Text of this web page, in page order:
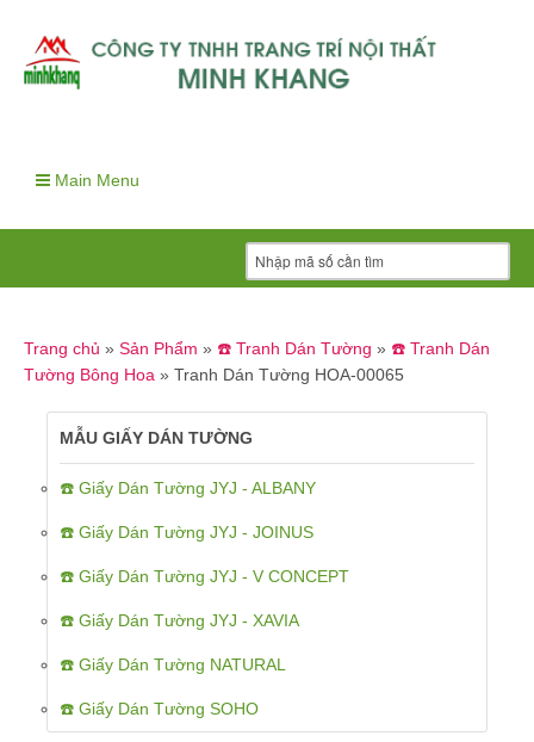
Main Menu
Trang chủ » Sản Phẩm » ☎️ Tranh Dán Tường » ☎️ Tranh Dán
Tường Bông Hoa » Tranh Dán Tường HOA-00065
MẪU GIẤY DÁN TƯỜNG
☎️ Giấy Dán Tường JYJ - ALBANY
☎️ Giấy Dán Tường JYJ - JOINUS
☎️ Giấy Dán Tường JYJ - V CONCEPT
☎️ Giấy Dán Tường JYJ - XAVIA
☎️ Giấy Dán Tường NATURAL
☎️ Giấy Dán Tường SOHO